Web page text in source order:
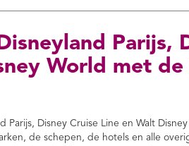
Parijs,
World met de
Parijs, Disney Cruise Line en Walt
de schepen, de hotels en alle